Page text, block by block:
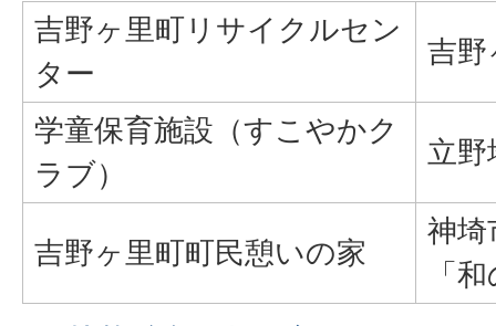
吉野ヶ里町リサイクルセン
ター
吉野
学童保育施設（すこやかク
ラブ）
立野
吉野ヶ里町町民憩いの家
神埼
「